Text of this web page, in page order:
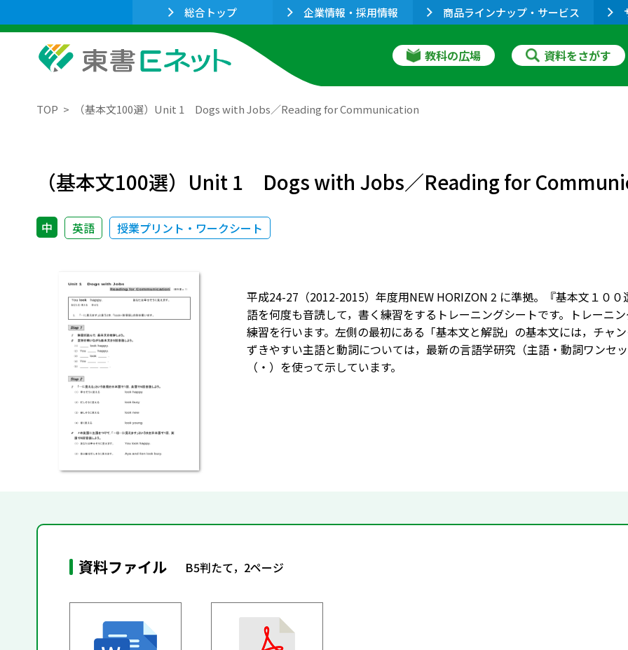
総合トップ 企業情報・採用情報 商品ラインナップ・サービス
教科の広場 資料をさがす
TOP （基本文100選）Unit 1 Dogs with Jobs／Reading for Communication
（基本文100選）Unit 1 Dogs with Jobs／Reading for
中 英語 授業プリント・ワークシート
平成24-27（2012-2015）年度用NEW HORIZON 2 に準拠。『基本文１０
語を何度も音読して，書く練習をするトレーニングシートです。トレーニ
練習を行います。左側の最初にある「基本文と解説」の基本文には，チャ
ずきやすい主語と動詞については，最新の言語学研究（主語・動詞ワンセ
（・）を使って示しています。
資料ファイル B5判たて，2ページ